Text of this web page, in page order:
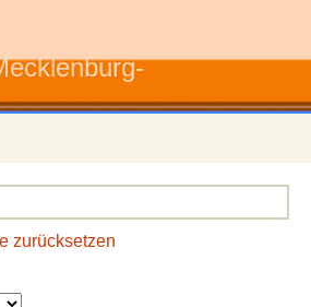
zurücksetzen